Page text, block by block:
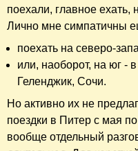
поехали, главное ехать,
Лично мне симпатичны
поехать на северо-
или, наоборот, на юг -
Геленджик, Сочи.
Но активно их не
поездки в Питер с мая
вообще отдельный